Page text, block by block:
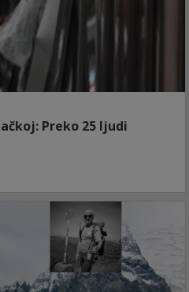
Preko 25 ljudi